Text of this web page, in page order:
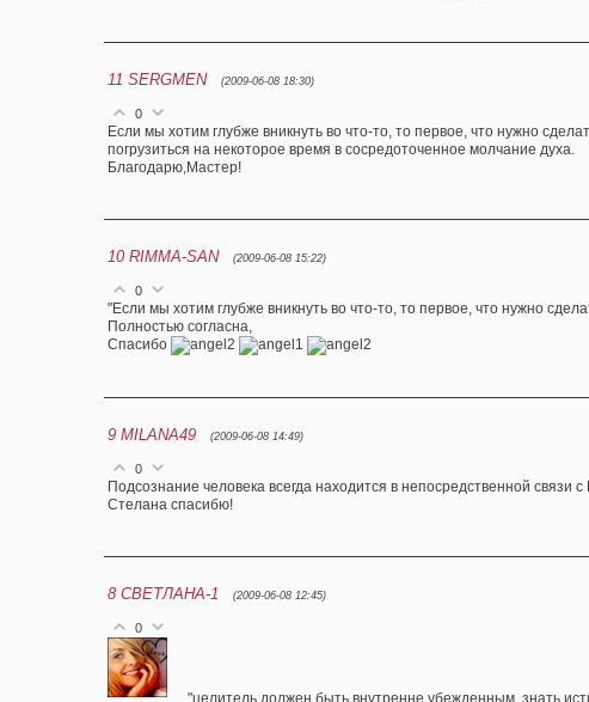
11 SERGMEN (2009-06-08 18:30)
0
Если мы хотим глубже вникнуть во что-то, то первое, что нужно
погрузиться на некоторое время в сосредоточенное молчание духа.
Благодарю,Мастер!
10 RIMMA-SAN (2009-06-08 15:22)
0
"Если мы хотим глубже вникнуть во что-то, то первое, что нужно
Полностью согласна,
Спасибо
9 MILANA49 (2009-06-08 14:49)
0
Подсознание человека всегда находится в непосредственной связи
Стелана спасибю!
8 СВЕТЛАНА-1 (2009-06-08 12:45)
0
"целитель должен быть внутренне убежденным, знать